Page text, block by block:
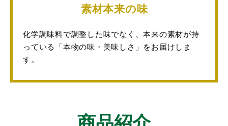
素材本来の味
化学調味料で調整した味でなく、本来の素材が持
っている「本物の味・美味しさ」をお届けしま
す。